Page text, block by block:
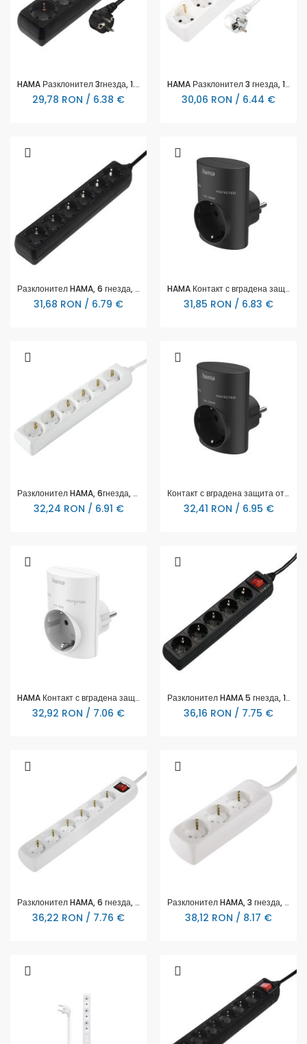
HAMA Разклонител 3гнезда, 1.4м,черен с бутон вкл/изкл
29,78 RON / 6.38 €
HAMA Разклонител 3 гнезда, 1.4м, бял с бутон за вкл/изкл.
30,06 RON / 6.44 €
Разклонител HAMA, 6 гнезда, 30393
31,68 RON / 6.79 €
HAMA Контакт с вградена защита от пренапрежение, черен
31,85 RON / 6.83 €
Разклонител HAMA, 6гнезда, 30383
32,24 RON / 6.91 €
Контакт с вградена защита от пренапрежение, 223322
32,41 RON / 6.95 €
HAMA Контакт с вградена защита от пренапрежение
32,92 RON / 7.06 €
Разклонител HAMA 5 гнезда, 1.4 м, 137267
36,16 RON / 7.75 €
Разклонител HAMA, 6 гнезда, 30384
36,22 RON / 7.76 €
Разклонител HAMA, 3 гнезда, 30569
38,12 RON / 8.17 €